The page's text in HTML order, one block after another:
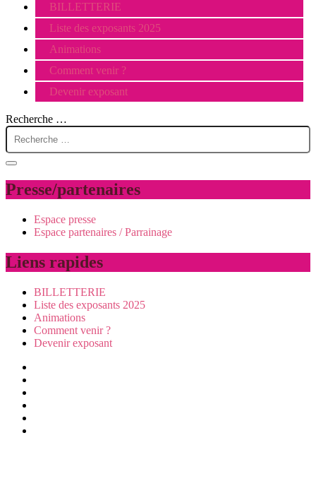
BILLETTERIE
Liste des exposants 2025
Animations
Comment venir ?
Devenir exposant
Recherche …
Presse/partenaires
Espace presse
Espace partenaires / Parrainage
Liens rapides
BILLETTERIE
Liste des exposants 2025
Animations
Comment venir ?
Devenir exposant